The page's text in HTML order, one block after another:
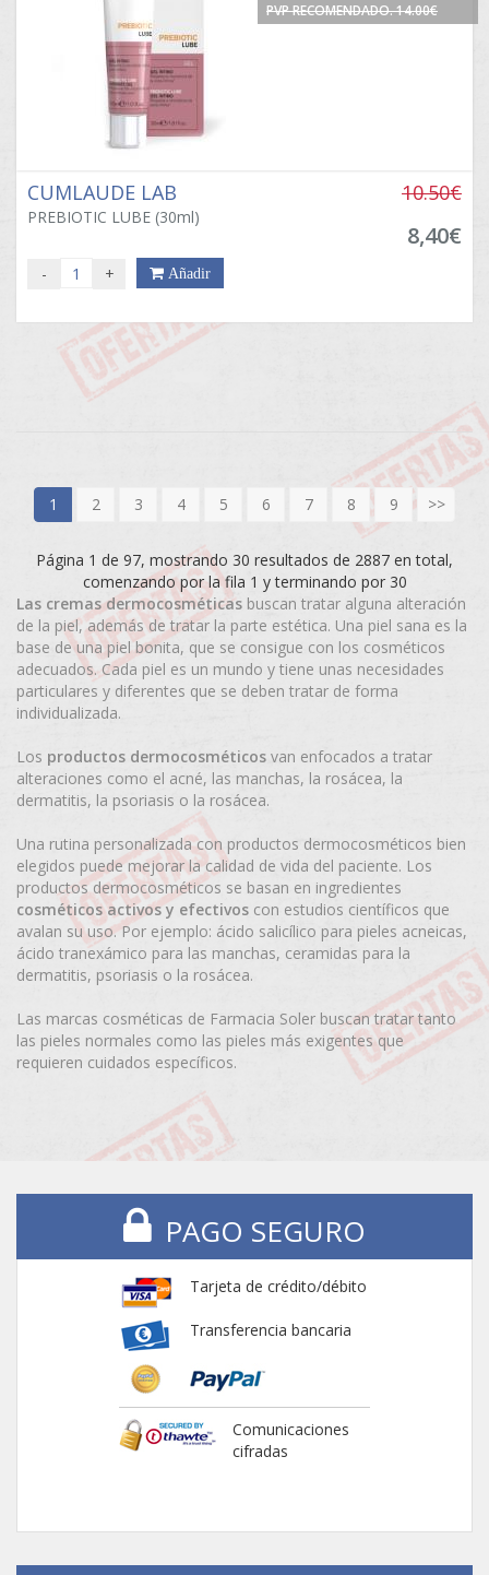
PVP RECOMENDADO. 14.00€
CUMLAUDE LAB
PREBIOTIC LUBE (30ml)
10.50€
8,40€
- + Añadir
1 2 3 4 5 6 7 8 9 >>
Página 1 de 97, mostrando 30 resultados de 2887 en total,
comenzando por la fila 1 y terminando por 30
Las cremas dermocosméticas buscan tratar alguna alteración
de la piel, además de tratar la parte estética. Una piel sana es la
base de una piel bonita, que se consigue con los cosméticos
adecuados. Cada piel es un mundo y tiene unas necesidades
particulares y diferentes que se deben tratar de forma
individualizada.
Los productos dermocosméticos van enfocados a tratar
alteraciones como el acné, las manchas, la rosácea, la
dermatitis, la psoriasis o la rosácea.
Una rutina personalizada con productos dermocosméticos bien
elegidos puede mejorar la calidad de vida del paciente. Los
productos dermocosméticos se basan en ingredientes
cosméticos activos y efectivos con estudios científicos que
avalan su uso. Por ejemplo: ácido salicílico para pieles acneicas,
ácido tranexámico para las manchas, ceramidas para la
dermatitis, psoriasis o la rosácea.
Las marcas cosméticas de Farmacia Soler buscan tratar tanto
las pieles normales como las pieles más exigentes que
requieren cuidados específicos.
PAGO SEGURO
Tarjeta de crédito/débito
Transferencia bancaria
Comunicaciones
cifradas